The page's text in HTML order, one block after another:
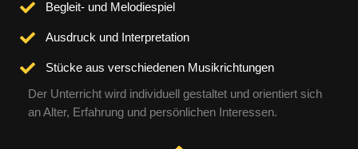
Begleit- und Melodiespiel
Ausdruck und Interpretation
Stücke aus verschiedenen Musikrichtungen
Der Unterricht wird individuell gestaltet und orientiert sich
an Alter, Erfahrung und persönlichen Interessen.